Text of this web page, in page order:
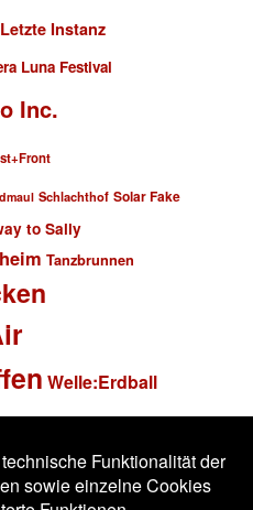
Letzte Instanz
Luna Festival
Inc.
Schlachthof Solar Fake
to Sally
Tanzbrunnen
Welle:Erdball